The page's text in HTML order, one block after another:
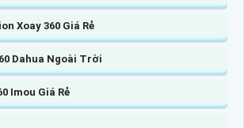
Xoay 360 Giá Rẻ
Dahua Ngoài Trời
Imou Giá Rẻ